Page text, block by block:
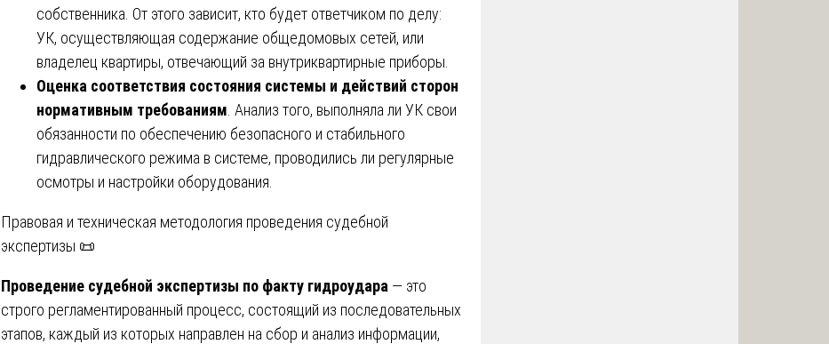
собственника. От этого зависит, кто будет ответчиком по делу:
УК, осуществляющая содержание общедомовых сетей, или
владелец квартиры, отвечающий за внутриквартирные приборы.
Оценка соответствия состояния системы и действий сторон
нормативным требованиям . Анализ того, выполняла ли УК свои
обязанности по обеспечению безопасного и стабильного
гидравлического режима в системе, проводились ли регулярные
осмотры и настройки оборудования.
Правовая и техническая методология проведения судебной
экспертизы 📜
Проведение судебной экспертизы по факту гидроудара — это
строго регламентированный процесс, состоящий из последовательных
этапов, каждый из которых направлен на сбор и анализ информации,